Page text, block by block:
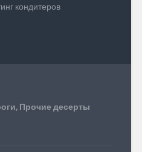
кондитеров
, Прочие десерты